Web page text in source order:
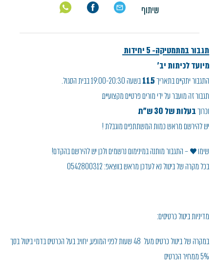
שיתוף
תגבור במתמטיקה- 5 יחידות
מיועד לכיתות יב'
התגבור יתקיים בתאריך11.5בשעה 19:00-20:30 בבית הסגול.
תגבור זה מועבר על ידי מורים פרטיים מקצועיים.
וכרוךבעלות של 30 ש"ח.
יש להירשם מראש כמות המשתתפים מוגבלת !
שימו ♥ – התגבור מותנה במינימום נרשמים ולכן יש להירשם בהקדם!
בכל מקרה של ביטול נא לעדכן מראש בווצאפ: 0542800312
מדיניות ביטול כרטיסים:
במקרה של ביטול כרטיס מעל 48 שעות לפני המופע, יחויב בעל הכרטיס בדמי ביטול בסך
5% ממחיר הכרטיס